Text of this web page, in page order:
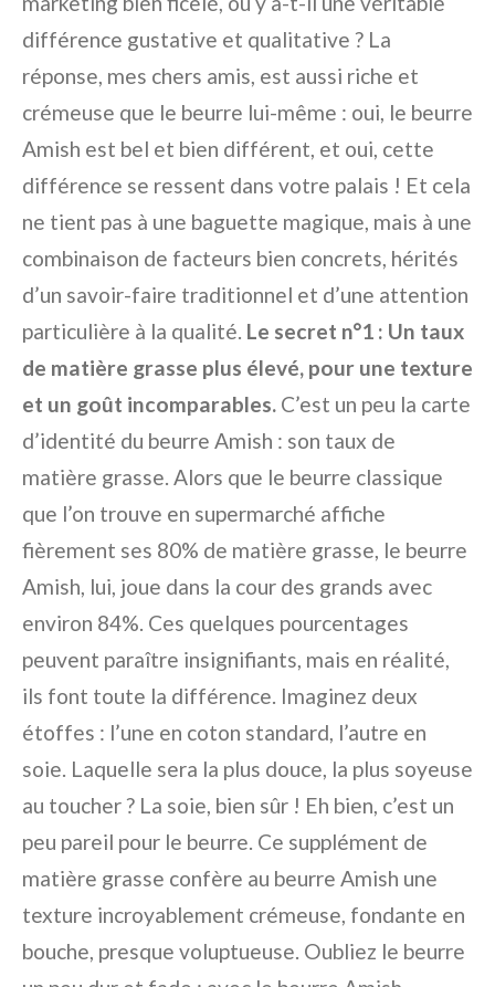
différence gustative et qualitative ? La
réponse, mes chers amis, est aussi riche et
crémeuse que le beurre lui-même : oui, le beurre
Amish est bel et bien différent, et oui, cette
différence se ressent dans votre palais ! Et cela
ne tient pas à une baguette magique, mais à une
combinaison de facteurs bien concrets, hérités
d’un savoir-faire traditionnel et d’une attention
particulière à la qualité. Le secret n°1 : Un taux
de matière grasse plus élevé, pour une texture
et un goût incomparables. C’est un peu la carte
d’identité du beurre Amish : son taux de
matière grasse. Alors que le beurre classique
que l’on trouve en supermarché affiche
fièrement ses 80% de matière grasse, le beurre
Amish, lui, joue dans la cour des grands avec
environ 84%. Ces quelques pourcentages
peuvent paraître insignifiants, mais en réalité,
ils font toute la différence. Imaginez deux
étoffes : l’une en coton standard, l’autre en
soie. Laquelle sera la plus douce, la plus soyeuse
au toucher ? La soie, bien sûr ! Eh bien, c’est un
peu pareil pour le beurre. Ce supplément de
matière grasse confère au beurre Amish une
texture incroyablement crémeuse, fondante en
bouche, presque voluptueuse. Oubliez le beurre